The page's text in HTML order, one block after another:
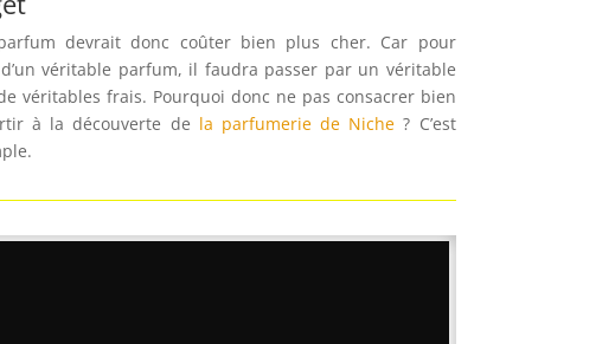
devrait donc coûter bien plus cher. Car pour
véritable parfum, il faudra passer par un véritable
véritables frais. Pourquoi donc ne pas consacrer bien
à la découverte de la parfumerie de Niche ? C’est